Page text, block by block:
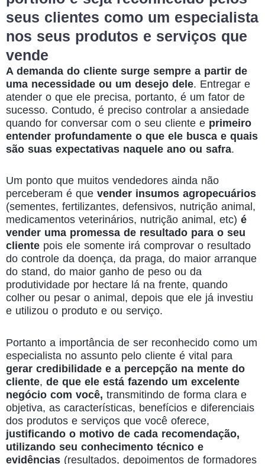
seus clientes como um especialista
nos seus produtos e serviços que
vende
A demanda do cliente surge sempre a partir de
uma necessidade ou um desejo dele. Entregar e
atender o que ele precisa, portanto, é um fator de
sucesso. Contudo, é preciso controlar a ansiedade
quando for conversar com o seu cliente e primeiro
entender profundamente o que ele busca e quais
são suas expectativas naquele ano ou safra.
Um ponto que muitos vendedores ainda não
perceberam é que vender insumos agropecuários
(sementes, fertilizantes, defensivos, nutrição animal,
medicamentos veterinários, nutrição animal, etc) é
vender uma promessa de resultado para o seu
cliente pois ele somente irá comprovar o resultado
do controle da doença, da praga, do maior arranque
do stand, do maior ganho de peso ou da
produtividade por hectare lá na frente, quando
colher ou pesar o animal, depois que ele já investiu
e utilizou o produto e ou serviço.
Portanto a importância de ser reconhecido como um
especialista no assunto pelo cliente é vital para
gerar credibilidade e a percepção na mente do
cliente, de que ele está fazendo um excelente
negócio com você, transmitindo de forma clara e
objetiva, as características, benefícios e diferenciais
dos produtos e serviços que você oferece,
justificando o motivo de cada recomendação,
utilizando seu conhecimento técnico e
evidências (resultados, depoimentos de formadores